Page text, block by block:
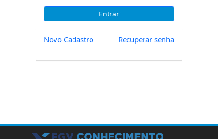
Novo Cadastro Recuperar senha